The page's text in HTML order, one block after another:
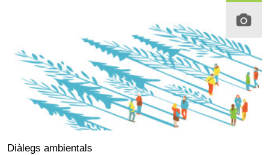
Diàlegs ambientals